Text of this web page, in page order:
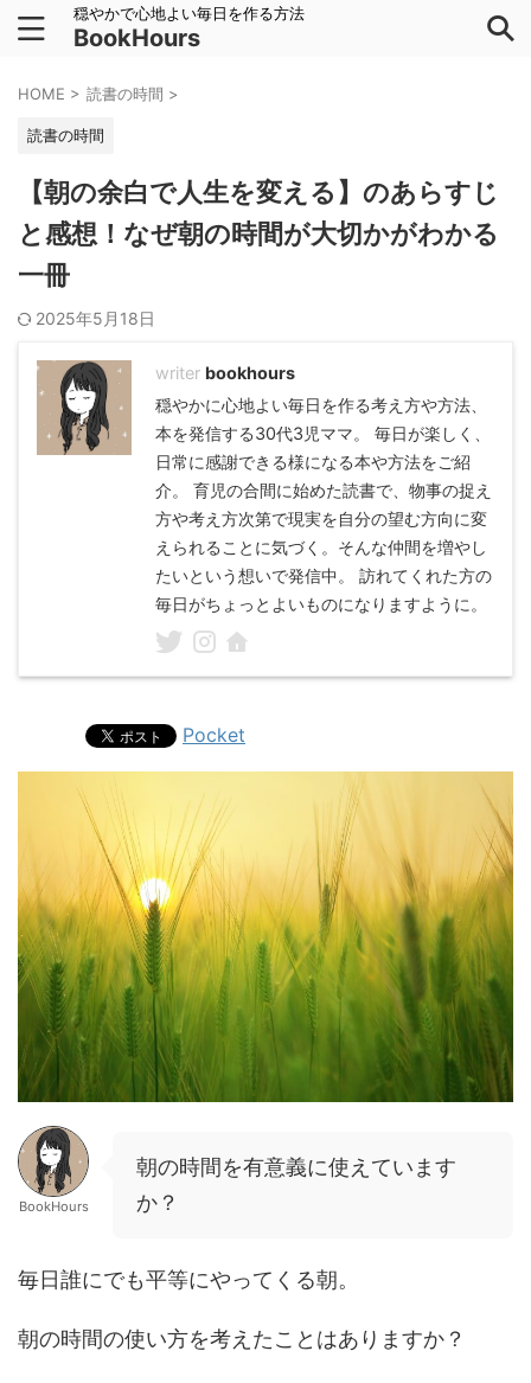
穏やかで心地よい毎日を作る方法
BookHours
HOME > 読書の時間 >
読書の時間
【朝の余白で人生を変える】のあらすじ
と感想！なぜ朝の時間が大切かがわかる
一冊
2025年5月18日
bookhours
穏やかに心地よい毎日を作る考え方や方法、
本を発信する30代3児ママ。 毎日が楽しく、
日常に感謝できる様になる本や方法をご紹
介。 育児の合間に始めた読書で、物事の捉え
方や考え方次第で現実を自分の望む方向に変
えられることに気づく。そんな仲間を増やし
たいという想いで発信中。 訪れてくれた方の
毎日がちょっとよいものになりますように。
Pocket
BookHours
朝の時間を有意義に使えています
か？
毎日誰にでも平等にやってくる朝。
朝の時間の使い方を考えたことはありますか？